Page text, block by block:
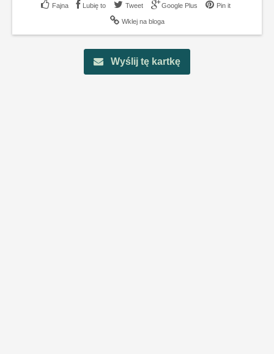
Lubię to Tweet Google Plus Pin it
Wklej na bloga
Wyślij tę kartkę